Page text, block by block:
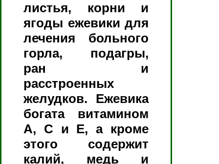
листья, корни и
ягоды ежевики для
лечения больного
горла, подагры,
ран и
расстроенных
желудков. Ежевика
богата витамином
А, С и E, а кроме
этого содержит
калий, медь и